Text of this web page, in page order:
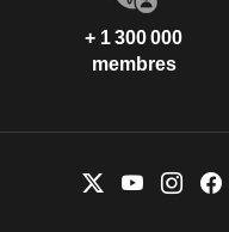
+ 1 300 000
membres